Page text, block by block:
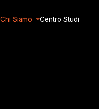
Chi Siamo Centro Studi